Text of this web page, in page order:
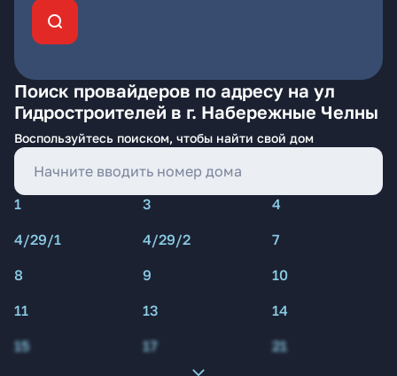
Поиск провайдеров по адресу на ул
Гидростроителей в г. Набережные Челны
Воспользуйтесь поиском, чтобы найти свой дом
1 3
4
4/29/1
4/29/2
7
8
9
10
11
13
14
15
17 21